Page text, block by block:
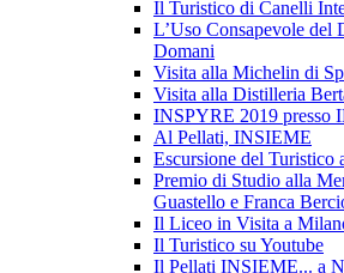
Il Turistico di Canelli
L’Uso Consapevole del
Domani
Visita alla Michelin di
Visita alla Distilleria
INSPYRE 2019 presso
Al Pellati, INSIEME
Escursione del Turistico
Premio di Studio alla
Guastello e Franca
Il Liceo in Visita a
Il Turistico su Youtube
Il Pellati INSIEME... a